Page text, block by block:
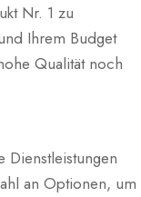
Nr. 1 zu
Ihrem Budget
Qualität noch
Dienstleistungen
an Optionen, um